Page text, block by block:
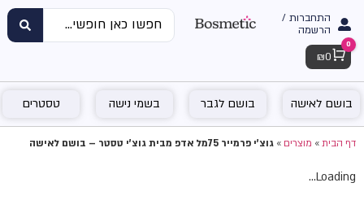
התחברות /
הרשמה
Cart
0
₪ 0
בושם לאישה בושם לגבר בשמי נישה טסטרים
דף הבית»מוצרים»גוצ'י פרמייר 75מל אדפ מבית גוצ'י טסטר – בושם לאישה
Loading...